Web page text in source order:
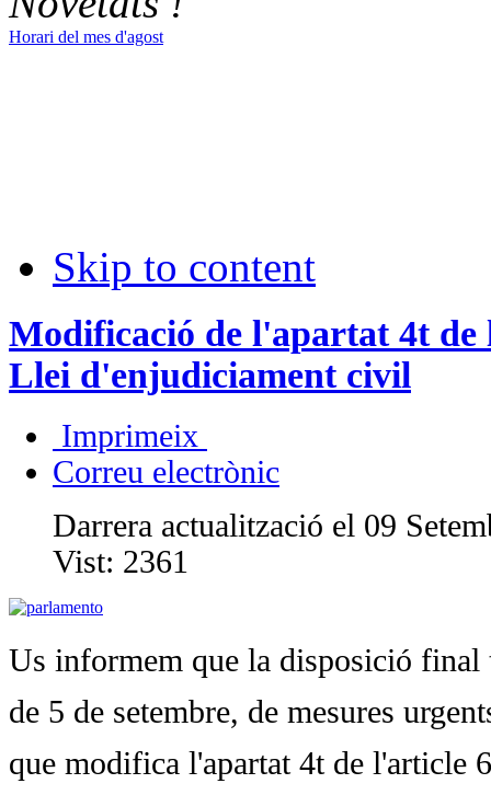
Horari del mes d'agost
Skip to content
Modificació de l'apartat 4t de
Llei d'enjudiciament civil
Imprimeix
Correu electrònic
Darrera actualització el 09
Vist: 2361
Us informem que la disposició final
de 5 de setembre, de mesures
que modifica l'apartat 4t de l'article